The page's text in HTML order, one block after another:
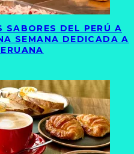
SABORES DEL PERÚ A
SEMANA DEDICADA A